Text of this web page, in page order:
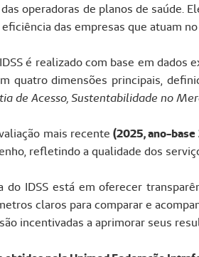
operadoras de planos de saúde.
das empresas que atuam
é realizado com base em dados
quatro dimensões principais,
de Acesso, Sustentabilidade no
mais recente (2025, ano-
refletindo a qualidade dos
do IDSS está em oferecer
claros para comparar e
incentivadas a aprimorar seus